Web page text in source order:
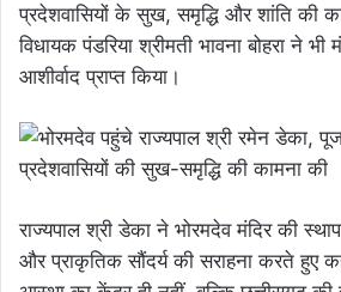
प्रदेशवासियों के सुख, समृद्धि और शांति की
विधायक पंडरिया श्रीमती भावना बोहरा ने
आशीर्वाद प्राप्त किया।
राज्यपाल श्री डेका ने भोरमदेव मंदिर की
और प्राकृतिक सौंदर्य की सराहना करते हुए